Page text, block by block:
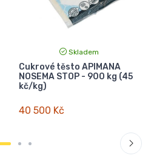
Skladem
Cukrové těsto APIMANA
NOSEMA STOP - 900 kg (45
kč/kg)
40 500 Kč